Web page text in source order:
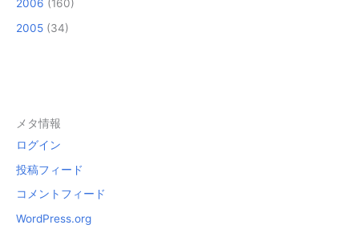
2006 (160)
2005 (34)
メタ情報
ログイン
投稿フィード
コメントフィード
WordPress.org